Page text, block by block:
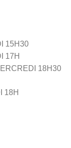
15H30
17H
18H30
18H